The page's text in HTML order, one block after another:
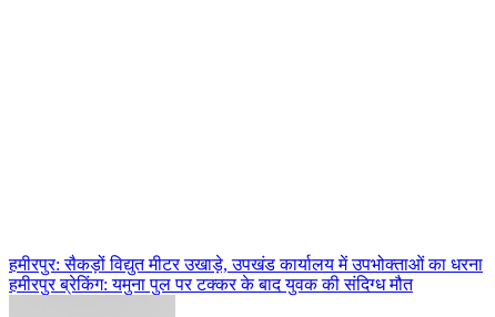
Post
navigation
हमीरपुर: सैकड़ों विद्युत मीटर उखाड़े, उपखंड कार्यालय में उपभोक्ताओं का धरना
हमीरपुर ब्रेकिंग: यमुना पुल पर टक्कर के बाद युवक की संदिग्ध मौत